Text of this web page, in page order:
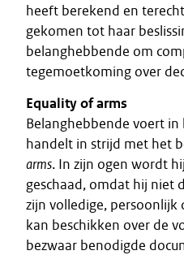
heeft berekend en
gekomen tot haar
belanghebbende om
tegemoetkoming over
Equality of arms
Belanghebbende voert in
handelt in strijd met het
arms. In zijn ogen wordt
geschaad, omdat hij niet
zijn volledige, persoonlijk
kan beschikken over de
bezwaar benodigde